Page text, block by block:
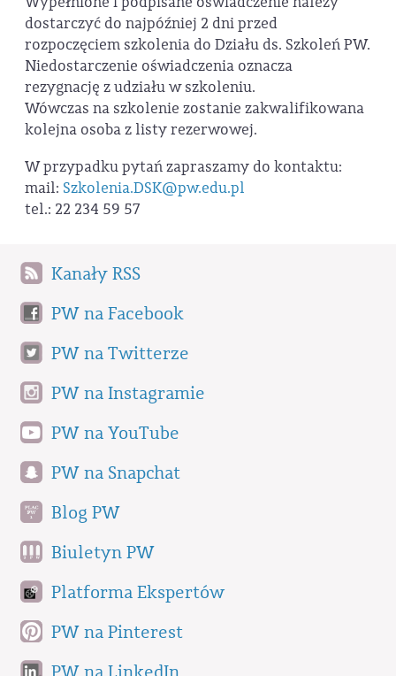
dostarczyć do najpóźniej 2 dni przed
rozpoczęciem szkolenia do Działu ds. Szkoleń PW.
Niedostarczenie oświadczenia oznacza
rezygnację z udziału w szkoleniu.
Wówczas na szkolenie zostanie zakwalifikowana
kolejna osoba z listy rezerwowej.
W przypadku pytań zapraszamy do kontaktu:
mail: Szkolenia.DSK@pw.edu.pl
tel.: 22 234 59 57
Kanały RSS
PW na Facebook
PW na Twitterze
PW na Instagramie
PW na YouTube
PW na Snapchat
Blog PW
Biuletyn PW
Platforma Ekspertów
PW na Pinterest